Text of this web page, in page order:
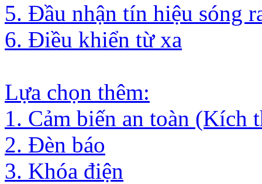
5. Đầu nhận tín hiệu sóng
6. Điều khiển từ xa
Lựa chọn thêm:
1. Cảm biến an toàn (Kích
2. Đèn báo
3. Khóa điện